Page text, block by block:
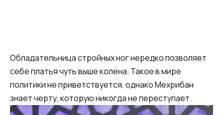
Обладательница стройных ног нередко позволяет
себе платья чуть выше колена. Такое в мире
политики не приветствуется, однако Мехрибан
знает черту, которую никогда не переступает.